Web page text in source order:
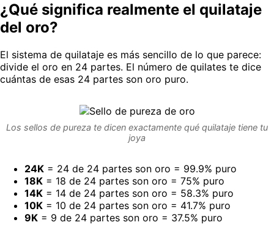
¿Qué significa realmente el quilataje
del oro?
El sistema de quilataje es más sencillo de lo que parece:
divide el oro en 24 partes. El número de quilates te dice
cuántas de esas 24 partes son oro puro.
Los sellos de pureza te dicen exactamente qué quilataje tiene tu
joya
24K = 24 de 24 partes son oro = 99.9% puro
18K = 18 de 24 partes son oro = 75% puro
14K = 14 de 24 partes son oro = 58.3% puro
10K = 10 de 24 partes son oro = 41.7% puro
9K = 9 de 24 partes son oro = 37.5% puro